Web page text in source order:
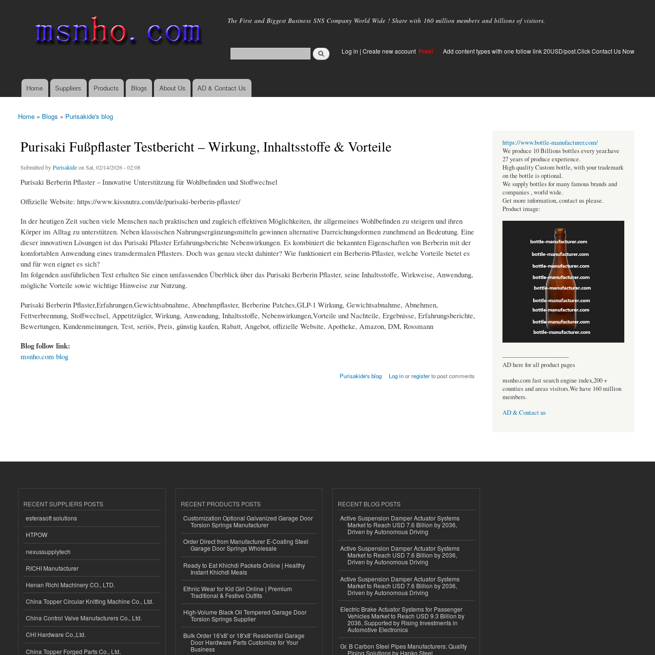
main
The First and Biggest Business SNS Company World Wide ! Share with 160 million members and billions of visitors.
Log in | Create new account Free! Add content types with one follow link 20USD/post.Click Contact Us Now
Main menu
Home Suppliers Products Blogs About Us AD & Contact Us
You are here
Home » Blogs » Purisakide's blog
Purisaki Fußpflaster Testbericht – Wirkung, Inhaltsstoffe & Vorteile
Submitted byPurisakideon Sat, 02/14/2026 - 02:08
Purisaki Berberin Pflaster – Innovative Unterstützung für Wohlbefinden und Stoffwechsel
Offizielle Website: https://www.kissnutra.com/de/purisaki-berberin-pflaster/
In der heutigen Zeit suchen viele Menschen nach praktischen und zugleich effektiven Möglichkeiten, ihr allgemeines Wohlbefinden zu steigern und ihren
Körper im Alltag zu unterstützen. Neben klassischen Nahrungsergänzungsmitteln gewinnen alternative Darreichungsformen zunehmend an Bedeutung. Eine
dieser innovativen Lösungen ist das Purisaki Pflaster Erfahrungsberichte Nebenwirkungen. Es kombiniert die bekannten Eigenschaften von Berberin mit der
komfortablen Anwendung eines transdermalen Pflasters. Doch was genau steckt dahinter? Wie funktioniert ein Berberin-Pflaster, welche Vorteile bietet es
und für wen eignet es sich?
Im folgenden ausführlichen Text erhalten Sie einen umfassenden Überblick über das Purisaki Berberin Pflaster, seine Inhaltsstoffe, Wirkweise, Anwendung,
mögliche Vorteile sowie wichtige Hinweise zur Nutzung.
Purisaki Berberin Pflaster,Erfahrungen,Gewichtsabnahme, Abnehmpflaster, Berberine Patches,GLP-1 Wirkung, Gewichtsabnahme, Abnehmen,
Fettverbrennung, Stoffwechsel, Appetitzügler, Wirkung, Anwendung, Inhaltsstoffe, Nebenwirkungen,Vorteile und Nachteile, Ergebnisse, Erfahrungsberichte,
Bewertungen, Kundenmeinungen, Test, seriös, Preis, günstig kaufen, Rabatt, Angebot, offizielle Website, Apotheke, Amazon, DM, Rossmann
Blog follow link:
msnho.com blog
Purisakide's blog Log inorregisterto post comments
https://www.bottle-manufacturer.com/
We produce 10 Billions bottles every year.have
27 years of produce experience.
High quality Custom bottle, with your trademark
on the bottle is optional.
We supply bottles for many famous brands and
companies , world wide.
Get more information, contact us please.
Product image:
----------------------------------
AD here for all product pages
msnho.com fast search engine index,200 +
counties and areas visitors.We have 160 million
members.
AD & Contact us
RECENT SUPPLIERS POSTS
esferasoft solutions
HTPOW
nexussupplytech
RICHI Manufacturer
Henan Richi Machinery CO., LTD.
China Topper Circular Knitting Machine Co., Ltd.
China Control Valve Manufacturers Co., Ltd.
CHI Hardware Co.,Ltd.
China Topper Forged Parts Co., Ltd.
RECENT PRODUCTS POSTS
Customization Optional Galvanized Garage Door
Torsion Springs Manufacturer
Order Direct from Manufacturer E-Coating Steel
Garage Door Springs Wholesale
Ready to Eat Khichdi Packets Online | Healthy
Instant Khichdi Meals
Ethnic Wear for Kid Girl Online | Premium
Traditional & Festive Outfits
High-Volume Black Oil Tempered Garage Door
Torsion Springs Supplier
Bulk Order 16'x8' or 18'x8' Residential Garage
Door Hardware Parts Customize for Your
Business
RECENT BLOG POSTS
Active Suspension Damper Actuator Systems
Market to Reach USD 7.6 Billion by 2036,
Driven by Autonomous Driving
Active Suspension Damper Actuator Systems
Market to Reach USD 7.6 Billion by 2036,
Driven by Autonomous Driving
Active Suspension Damper Actuator Systems
Market to Reach USD 7.6 Billion by 2036,
Driven by Autonomous Driving
Electric Brake Actuator Systems for Passenger
Vehicles Market to Reach USD 9.3 Billion by
2036, Supported by Rising Investments in
Automotive Electronics
Gr. B Carbon Steel Pipes Manufacturers: Quality
Piping Solutions by Hanko Steel